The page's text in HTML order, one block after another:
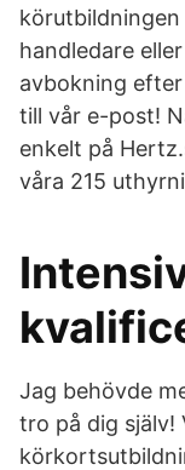
handledare
avbokning
till vår e-post!
enkelt på
våra 215
Jag behövde
tro på dig själv!